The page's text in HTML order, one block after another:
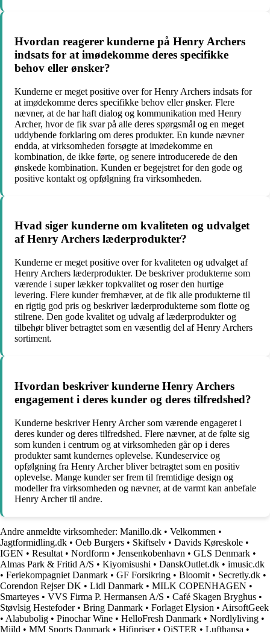
Hvordan reagerer kunderne på Henry Archers
indsats for at imødekomme deres specifikke
behov eller ønsker?
Kunderne er meget positive over for Henry Archers indsats for
at imødekomme deres specifikke behov eller ønsker. Flere
nævner, at de har haft dialog og kommunikation med Henry
Archer, hvor de fik svar på alle deres spørgsmål og en meget
uddybende forklaring om deres produkter. En kunde nævner
endda, at virksomheden forsøgte at imødekomme en
kombination, de ikke førte, og senere introducerede de den
ønskede kombination. Kunden er begejstret for den gode og
positive kontakt og opfølgning fra virksomheden.
Hvad siger kunderne om kvaliteten og udvalget
af Henry Archers læderprodukter?
Kunderne er meget positive over for kvaliteten og udvalget af
Henry Archers læderprodukter. De beskriver produkterne som
værende i super lækker topkvalitet og roser den hurtige
levering. Flere kunder fremhæver, at de fik alle produkterne til
en rigtig god pris og beskriver læderprodukterne som flotte og
stilrene. Den gode kvalitet og udvalg af læderprodukter og
tilbehør bliver betragtet som en væsentlig del af Henry Archers
sortiment.
Hvordan beskriver kunderne Henry Archers
engagement i deres kunder og deres tilfredshed?
Kunderne beskriver Henry Archer som værende engageret i
deres kunder og deres tilfredshed. Flere nævner, at de følte sig
som kunden i centrum og at virksomheden går op i deres
produkter samt kundernes oplevelse. Kundeservice og
opfølgning fra Henry Archer bliver betragtet som en positiv
oplevelse. Mange kunder ser frem til fremtidige design og
modeller fra virksomheden og nævner, at de varmt kan anbefale
Henry Archer til andre.
Andre anmeldte virksomheder: Manillo.dk • Velkommen •
Jagtformidling.dk • Oeb Burgers • Skiftselv • Davids Køreskole •
IGEN • Resultat • Nordform • Jensenkobenhavn • GLS Denmark •
Almas Park & Fritid A/S • Kiyomisushi • DanskOutlet.dk • imusic.dk
• Feriekompagniet Danmark • GF Forsikring • Bloomit • Secretly.dk •
Corendon Rejser DK • Lidl Danmark • MILK COPENHAGEN •
Smarteyes • VVS Firma P. Hermansen A/S • Café Skagen Bryghus •
Støvlsig Hestefoder• Bring Danmark • Forlaget Elysion • AirsoftGeek
• Alabubolig • Pinochar Wine • HelloFresh Danmark • Nordlyliving •
Miild • MM Sports Danmark • Hifipriser• OiSTER • Lufthansa •